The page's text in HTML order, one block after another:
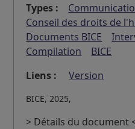
Types :
Conseil des droits de
Documents BICE
Compilation
BICE
Liens :
Version
BICE, 2025,
> Détails du document